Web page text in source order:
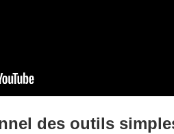
des outils